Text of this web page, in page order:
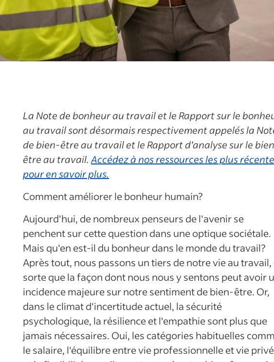
La Note de bonheur au travail et le Rapport sur le
au travail sont désormais respectivement appelés la
de bien-être au travail et le Rapport d’analyse sur le
être au travail.Accédez à nos ressources les plus
pour en savoir plus.
Comment améliorer le bonheur humain?
Aujourd'hui, de nombreux penseurs de l'avenir se
penchent sur cette question dans une optique sociétale.
Mais qu'en est-il du bonheur dans le monde du travail?
Après tout, nous passons un tiers de notre vie au travail,
sorte que la façon dont nous nous y sentons peut avoir
incidence majeure sur notre sentiment de bien-être. Or,
dans le climat d'incertitude actuel, la sécurité
psychologique, la résilience et l'empathie sont plus que
jamais nécessaires. Oui, les catégories habituelles
le salaire, l'équilibre entre vie professionnelle et vie